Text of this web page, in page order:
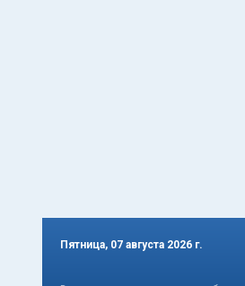
Пятница, 07 августа 2026 г.